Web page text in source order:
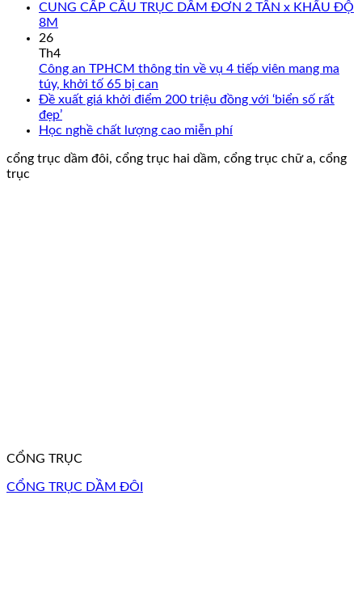
CUNG CẤP CẦU TRỤC DẦM ĐƠN 2 TẤN x KHẨU ĐỘ
8M
26
Th4
Công an TPHCM thông tin về vụ 4 tiếp viên mang ma
túy, khởi tố 65 bị can
Đề xuất giá khởi điểm 200 triệu đồng với ‘biển số rất
đẹp’
Học nghề chất lượng cao miễn phí
cổng trục dầm đôi, cổng trục hai dầm, cổng trục chữ a, cổng
trục
CỔNG TRỤC
CỔNG TRỤC DẦM ĐÔI